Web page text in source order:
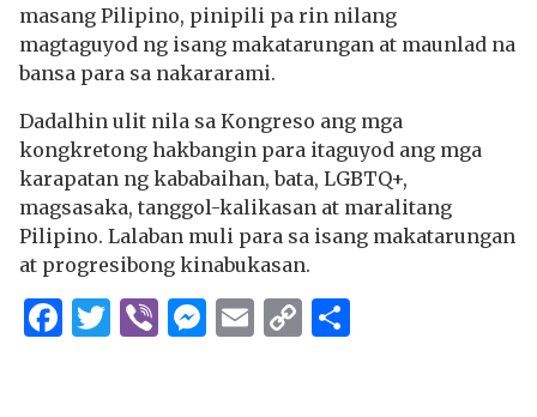
masang Pilipino, pinipili pa rin nilang
magtaguyod ng isang makatarungan at maunlad na
bansa para sa nakararami.
Dadalhin ulit nila sa Kongreso ang mga
kongkretong hakbangin para itaguyod ang mga
karapatan ng kababaihan, bata, LGBTQ+,
magsasaka, tanggol-kalikasan at maralitang
Pilipino. Lalaban muli para sa isang makatarungan
at progresibong kinabukasan.
Facebook
Twitter
ViberMessenger
Email
Copy